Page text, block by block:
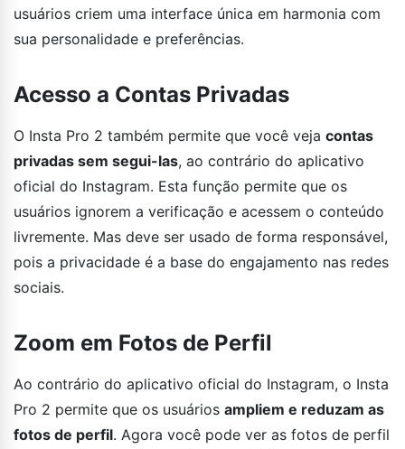
usuários criem uma interface única em harmonia com
sua personalidade e preferências.
Acesso a Contas Privadas
O Insta Pro 2 também permite que você veja contas
privadas sem segui-las, ao contrário do aplicativo
oficial do Instagram. Esta função permite que os
usuários ignorem a verificação e acessem o conteúdo
livremente. Mas deve ser usado de forma responsável,
pois a privacidade é a base do engajamento nas redes
sociais.
Zoom em Fotos de Perfil
Ao contrário do aplicativo oficial do Instagram, o Insta
Pro 2 permite que os usuários ampliem e reduzam as
fotos de perfil. Agora você pode ver as fotos de perfil